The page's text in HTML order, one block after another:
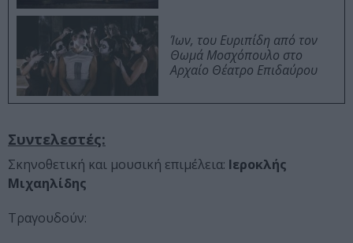
Ίων, του Ευριπίδη από τον
Θωμά Μοσχόπουλο στο
Αρχαίο Θέατρο Επιδαύρου
Συντελεστές:
Σκηνοθετική και μουσική επιμέλεια: Ιεροκλής
Μιχαηλίδης
Τραγουδούν: